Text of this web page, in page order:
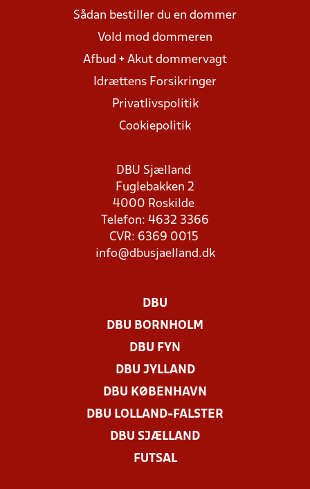
Sådan bestiller du en dommer
Vold mod dommeren
Afbud + Akut dommervagt
Idrættens Forsikringer
Privatlivspolitik
Cookiepolitik
DBU Sjælland
Fuglebakken 2
4000 Roskilde
Telefon: 4632 3366
CVR: 6369 0015
info@dbusjaelland.dk
DBU
DBU BORNHOLM
DBU FYN
DBU JYLLAND
DBU KØBENHAVN
DBU LOLLAND-FALSTER
DBU SJÆLLAND
FUTSAL